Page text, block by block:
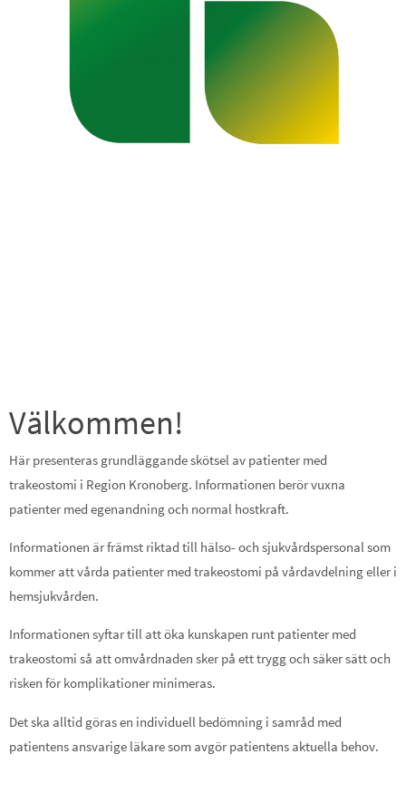
Välkommen!
Här presenteras grundläggande skötsel av patienter med
trakeostomi i Region Kronoberg. Informationen berör vuxna
patienter med egenandning och normal hostkraft.
Informationen är främst riktad till hälso- och sjukvårdspersonal som
kommer att vårda patienter med trakeostomi på vårdavdelning eller i
hemsjukvården.
Informationen syftar till att öka kunskapen runt patienter med
trakeostomi så att omvårdnaden sker på ett trygg och säker sätt och
risken för komplikationer minimeras.
Det ska alltid göras en individuell bedömning i samråd med
patientens ansvarige läkare som avgör patientens aktuella behov.